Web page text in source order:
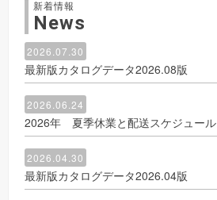
新着情報
News
2026.07.30
最新版カタログデータ2026.08版
2026.06.24
2026年 夏季休業と配送スケジュール
2026.04.30
最新版カタログデータ2026.04版